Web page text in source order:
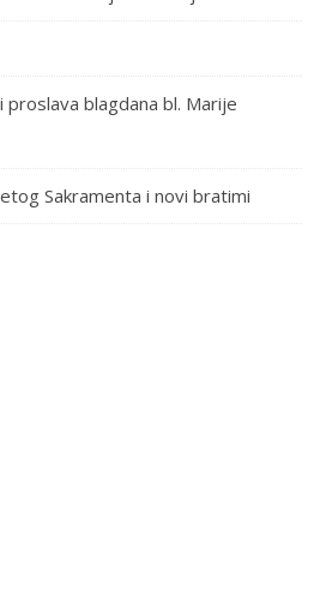
proslava blagdana bl. Marije
Sakramenta i novi bratimi